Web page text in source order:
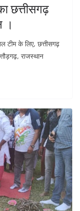
छत्तीसगढ़
।
टीम के लिए, छत्तीसगढ़
राजस्थान